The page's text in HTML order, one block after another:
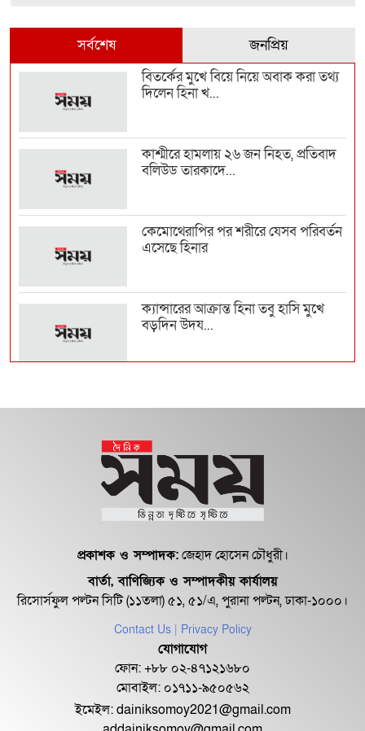
সর্বশেষ
জনপ্রিয়
বিতর্কের মুখে বিয়ে নিয়ে অবাক করা তথ্য
দিলেন হিনা খ...
কাশ্মীরে হামলায় ২৬ জন নিহত, প্রতিবাদ
বলিউড তারকাদে...
কেমোথেরাপির পর শরীরে যেসব পরিবর্তন
এসেছে হিনার
ক্যান্সারের আক্রান্ত হিনা তবু হাসি মুখে
বড়দিন উদয...
মানসিক যন্ত্রণা, কঠিন পদক্ষেপ নিলেন হিনা
খান
আক্রান্ত অভিনেত্রী...
প্রকাশক ও সম্পাদক:জেহাদ হোসেন চৌধুরী।
বার্তা, বাণিজ্যিক ও সম্পাদকীয় কার্যালয়
রিসোর্সফুল পল্টন সিটি (১১তলা) ৫১, ৫১/এ, পুরানা পল্টন, ঢাকা-১০০০।
Contact Us | Privacy Policy
যোগাযোগ
ফোন: +৮৮ ০২-৪৭১২১৬৮০
মোবাইল: ০১৭১১-৯৫০৫৬২
ইমেইল:dainiksomoy2021@gmail.com